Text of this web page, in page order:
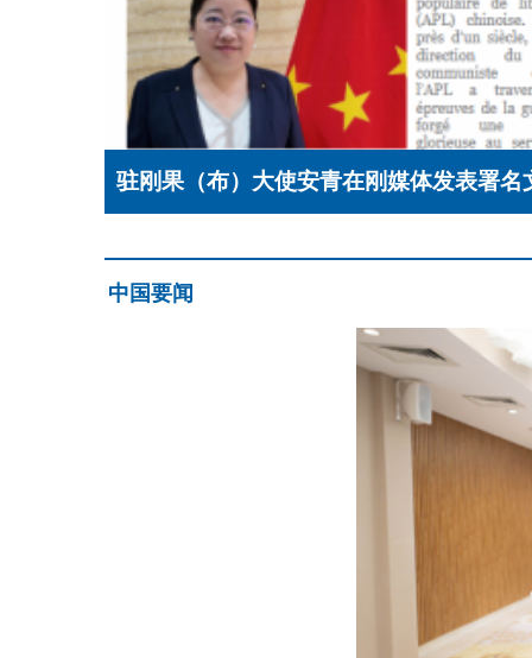
驻刚果（布）大使安青在刚媒体发表署名
中国要闻